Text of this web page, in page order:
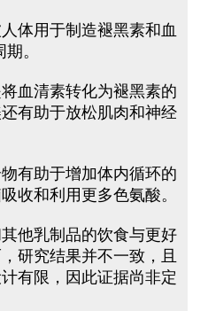
体用于制造褪黑素和血
。
血清素转化为褪黑素的
有助于放松肌肉和神经
有助于增加体内循环的
收和利用更多色氨酸。
他乳制品的饮食与更好
研究结果并不一致，且
有限，因此证据尚非定